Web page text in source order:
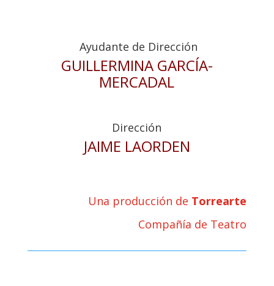
Ayudante de Dirección
GUILLERMINA GARCÍA-
MERCADAL
Dirección
JAIME LAORDEN
Una producción de Torrearte
Compañía de Teatro